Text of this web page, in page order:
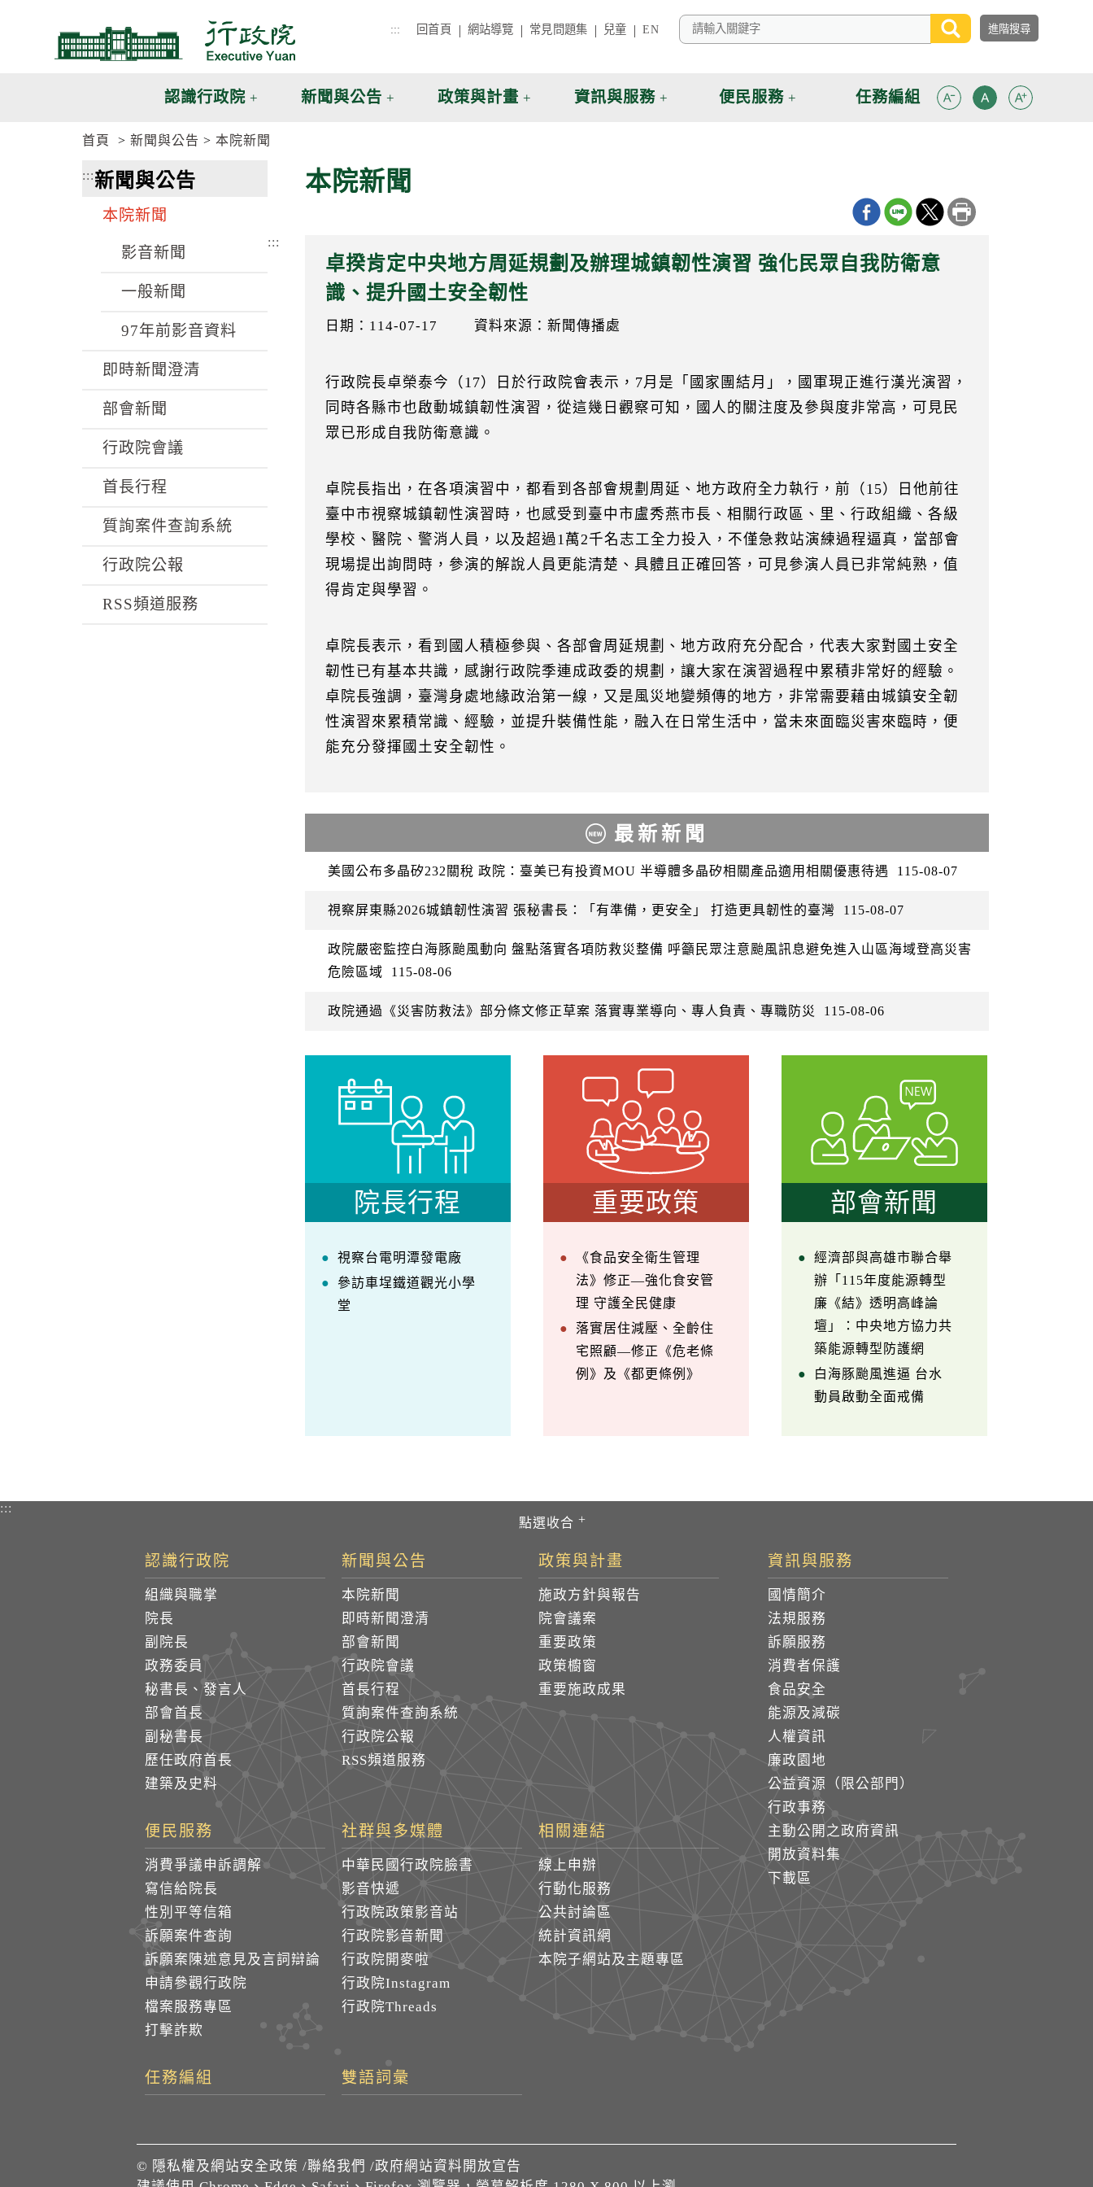
::: 回首頁 網站導覽 常見問題集 兒童 EN
認識行政院 新聞與公告 政策與計畫 資訊與服務 便民服務 任務編組
首頁 新聞與公告 本院新聞
:::新聞與公告
本院新聞
影音新聞
一般新聞
97年前影音資料
即時新聞澄清
部會新聞
行政院會議
首長行程
質詢案件查詢系統
行政院公報
RSS頻道服務
本院新聞
:::
卓揆肯定中央地方周延規劃及辦理城鎮韌性演習 強化民眾自我防衛意
識、提升國土安全韌性
日期：114-07-17 資料來源：新聞傳播處
行政院長卓榮泰今（17）日於行政院會表示，7月是「國家團結月」，國軍現正進行漢光演習，
同時各縣市也啟動城鎮韌性演習，從這幾日觀察可知，國人的關注度及參與度非常高，可見民
眾已形成自我防衛意識。
卓院長指出，在各項演習中，都看到各部會規劃周延、地方政府全力執行，前（15）日他前往
臺中市視察城鎮韌性演習時，也感受到臺中市盧秀燕市長、相關行政區、里、行政組織、各級
學校、醫院、警消人員，以及超過1萬2千名志工全力投入，不僅急救站演練過程逼真，當部會
現場提出詢問時，參演的解說人員更能清楚、具體且正確回答，可見參演人員已非常純熟，值
得肯定與學習。
卓院長表示，看到國人積極參與、各部會周延規劃、地方政府充分配合，代表大家對國土安全
韌性已有基本共識，感謝行政院季連成政委的規劃，讓大家在演習過程中累積非常好的經驗。
卓院長強調，臺灣身處地緣政治第一線，又是風災地變頻傳的地方，非常需要藉由城鎮安全韌
性演習來累積常識、經驗，並提升裝備性能，融入在日常生活中，當未來面臨災害來臨時，便
能充分發揮國土安全韌性。
最新新聞
美國公布多晶矽232關稅 政院：臺美已有投資MOU 半導體多晶矽相關產品適用相關優惠待遇 115-08-07
視察屏東縣2026城鎮韌性演習 張秘書長：「有準備，更安全」 打造更具韌性的臺灣 115-08-07
政院嚴密監控白海豚颱風動向 盤點落實各項防救災整備 呼籲民眾注意颱風訊息避免進入山區海域登高災害
危險區域
115-08-06
政院通過《災害防救法》部分條文修正草案 落實專業導向、專人負責、專職防災 115-08-06
院長行程
視察台電明潭發電廠
參訪車埕鐵道觀光小學
堂
重要政策
《食品安全衛生管理
法》修正—強化食安管
理 守護全民健康
落實居住減壓、全齡住
宅照顧—修正《危老條
例》及《都更條例》
部會新聞
經濟部與高雄市聯合舉
辦「115年度能源轉型
廉《結》透明高峰論
壇」：中央地方協力共
築能源轉型防護網
白海豚颱風進逼 台水
動員啟動全面戒備
:::
認識行政院
組織與職掌
院長
副院長
政務委員
秘書長、發言人
部會首長
副秘書長
歷任政府首長
建築及史料
新聞與公告
本院新聞
即時新聞澄清
部會新聞
行政院會議
首長行程
質詢案件查詢系統
行政院公報
RSS頻道服務
政策與計畫
施政方針與報告
院會議案
重要政策
政策櫥窗
重要施政成果
資訊與服務
國情簡介
法規服務
訴願服務
消費者保護
食品安全
能源及減碳
人權資訊
廉政園地
公益資源（限公部門）
行政事務
主動公開之政府資訊
開放資料集
下載區
便民服務
消費爭議申訴調解
寫信給院長
性別平等信箱
訴願案件查詢
訴願案陳述意見及言詞辯論
申請參觀行政院
檔案服務專區
打擊詐欺
社群與多媒體
中華民國行政院臉書
影音快遞
行政院政策影音站
行政院影音新聞
行政院開麥啦
行政院Instagram
行政院Threads
相關連結
線上申辦
行動化服務
公共討論區
統計資訊網
本院子網站及主題專區
任務編組 雙語詞彙
© 隱私權及網站安全政策 /聯絡我們 /政府網站資料開放宣告